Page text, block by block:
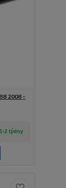
2008 -
1-2 týdny